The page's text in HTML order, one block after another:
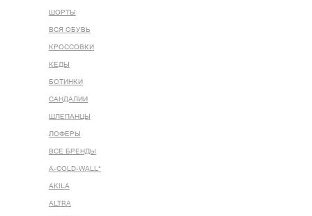
ШОРТЫ
ВСЯ ОБУВЬ
КРОССОВКИ
КЕДЫ
БОТИНКИ
САНДАЛИИ
ШЛЕПАНЦЫ
ЛОФЕРЫ
ВСЕ БРЕНДЫ
A-COLD-WALL*
AKILA
ALTRA